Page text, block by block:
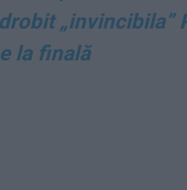
„invincibila”
la finală